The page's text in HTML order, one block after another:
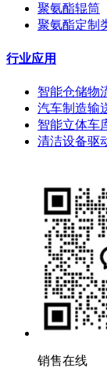
聚氨酯辊筒
聚氨酯定制
行业应用
智能仓储物
汽车制造输
智能立体车
清洁设备驱
销售在线